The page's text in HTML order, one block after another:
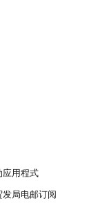
应用程式
局电邮订阅